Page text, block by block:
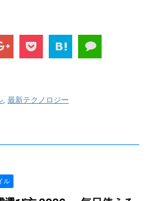
, 最新テクノロジー
ル